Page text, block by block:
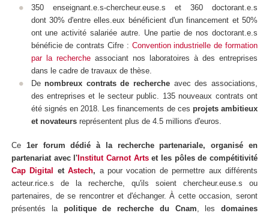
350 enseignant.e.s-chercheur.euse.s et 360 doctorant.e.s
dont 30% d'entre elles.eux bénéficient d'un financement et 50%
ont une activité salariée autre. Une partie de nos doctorant.e.s
bénéficie de contrats Cifre : Convention industrielle de formation
par la rechercheassociant nos laboratoires à des entreprises
dans le cadre de travaux de thèse.
Denombreux contrats de recherche avec des associations,
des entreprises et le secteur public. 135 nouveaux contrats ont
été signés en 2018. Les financements de ces projets ambitieux
et novateurs représentent plus de 4.5 millions d'euros.
Ce 1er forum dédié à la recherche partenariale, organisé en
partenariat avec l' Institut Carnot Artset les pôles de compétitivité
Cap Digital
etAstech, a pour vocation de permettre aux différents
acteur.rice.s de la recherche, qu'ils soient chercheur.euse.s ou
partenaires, de se rencontrer et d'échanger. À cette occasion, seront
présentés la politique de recherche du Cnam, les domaines